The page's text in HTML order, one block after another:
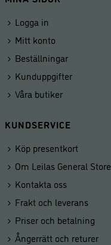
Logga in
Mitt konto
Beställningar
Kunduppgifter
Våra butiker
KUNDSERVICE
Köp presentkort
Om Leilas General Store
Kontakta oss
Frakt och leverans
Priser och betalning
Ångerrätt och returer